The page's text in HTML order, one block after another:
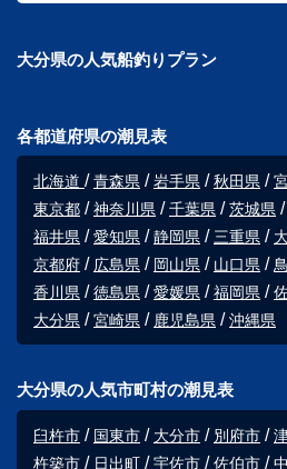
大分県の人気船釣りプラン
各都道府県の潮見表
北海道 青森県 岩手県 秋田県
東京都
神奈川県 千葉県 茨城県
福井県
愛知県 静岡県 三重県
京都府
広島県 岡山県 山口県
香川県
徳島県 愛媛県 福岡県
大分県
宮崎県 鹿児島県 沖縄県
大分県の人気市町村の潮見表
臼杵市 国東市 大分市 別府市
杵築市
日出町 宇佐市 佐伯市